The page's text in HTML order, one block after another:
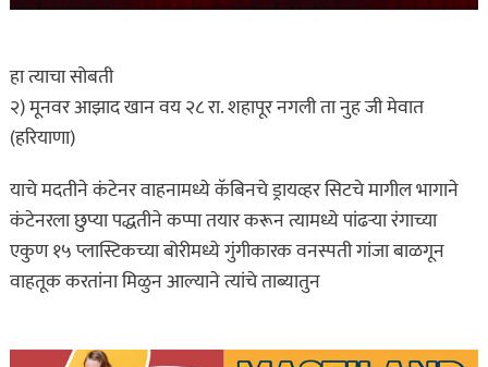
हा त्याचा सोबती
२) मूनवर आझाद खान वय २८ रा. शहापूर नगली ता नुह जी मेवात
(हरियाणा)
याचे मदतीने कंटेनर वाहनामध्ये कॅबिनचे ड्रायव्हर सिटचे मागील भागाने
कंटेनरला छुप्या पद्धतीने कप्पा तयार करून त्यामध्ये पांढऱ्या रंगाच्या
एकुण १५ प्लास्टिकच्या बोरीमध्ये गुंगीकारक वनस्पती गांजा बाळगून
वाहतूक करतांना मिळुन आल्याने त्यांचे ताब्यातुन